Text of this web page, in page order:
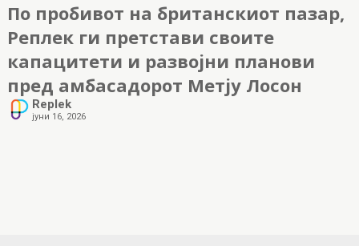
По пробивот на британскиот пазар,
Реплек ги претстави своите
капацитети и развојни планови
пред амбасадорот Метју Лосон
Replek
јуни 16, 2026